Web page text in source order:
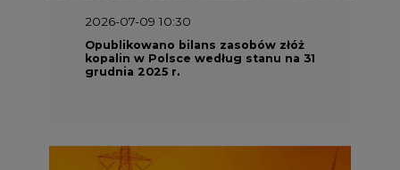
2026-07-09 10:30
Opublikowano bilans zasobów złóż
kopalin w Polsce według stanu na 31
grudnia 2025 r.